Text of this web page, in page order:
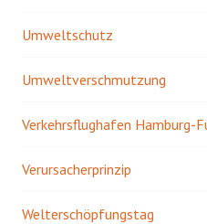
Umweltschutz
Umweltverschmutzung
Verkehrsflughafen Hamburg-
Verursacherprinzip
Welterschöpfungstag